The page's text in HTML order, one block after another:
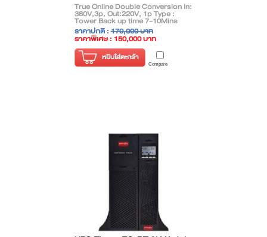
True Online Double Conversion In:
380V,3p, Out:220V, 1p Type :
Tower Back up time 7-10Mins
ราคาปกติ :170,000 บาท
ราคาพิเศษ : 150,000 บาท
( ราคาไม่รวมภาษี )
หยิบใส่ตะกร้า
Compare